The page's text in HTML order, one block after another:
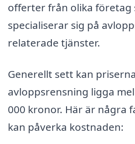
offerter från olika företag
specialiserar sig på
relaterade tjänster.
Generellt sett kan
avloppsrensning ligga
000 kronor. Här är några
kan påverka kostnaden: